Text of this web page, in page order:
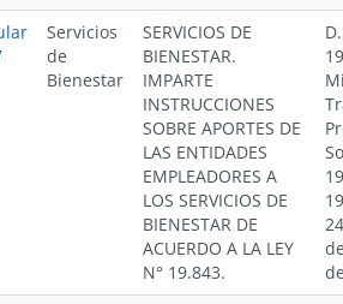
Servicios
de
Bienestar
SERVICIOS DE
BIENESTAR.
IMPARTE
INSTRUCCIONES
SOBRE APORTES DE
LAS ENTIDADES
EMPLEADORES A
LOS SERVICIOS DE
BIENESTAR DE
ACUERDO A LA LEY
N° 19.843.